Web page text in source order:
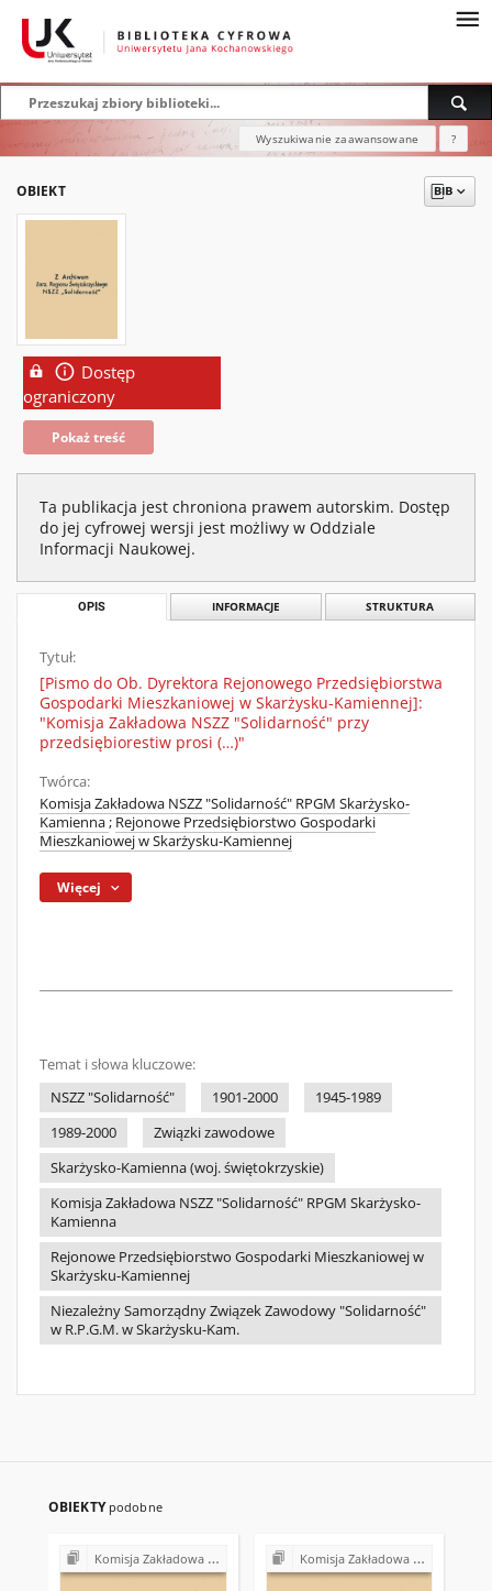
Wyszukiwanie zaawansowane ?
OBIEKT
Dostęp
ograniczony
Pokaż treść
Ta publikacja jest chroniona prawem autorskim. Dostęp
do jej cyfrowej wersji jest możliwy w Oddziale
Informacji Naukowej.
OPIS INFORMACJE STRUKTURA
Tytuł:
[Pismo do Ob. Dyrektora Rejonowego Przedsiębiorstwa
Gospodarki Mieszkaniowej w Skarżysku-Kamiennej]:
"Komisja Zakładowa NSZZ "Solidarność" przy
przedsiębiorestiw prosi (…)"
Twórca:
Komisja Zakładowa NSZZ "Solidarność" RPGM Skarżysko-
Kamienna; Rejonowe Przedsiębiorstwo Gospodarki
Mieszkaniowej w Skarżysku-Kamiennej
Więcej
Temat i słowa kluczowe:
NSZZ "Solidarność"
1901-2000
1945-1989
1989-2000
Związki zawodowe
Skarżysko-Kamienna (woj. świętokrzyskie)
Komisja Zakładowa NSZZ "Solidarność" RPGM Skarżysko-
Kamienna
Rejonowe Przedsiębiorstwo Gospodarki Mieszkaniowej w
Skarżysku-Kamiennej
Niezależny Samorządny Związek Zawodowy "Solidarność"
w R.P.G.M. w Skarżysku-Kam.
OBIEKTY podobne
Komisja Zakładowa NSZZ "Solidarność" przy Rejonowym Przedsiębiorstwie Gospodarki Mieszkaniowej w Skarżysku-Kamiennej Komisja Zakładowa NSZZ "Solidarność" przy Rejonowym Przedsiębiorstwie Gospodarki Mieszkaniowej w Skarżysku-Kamiennej